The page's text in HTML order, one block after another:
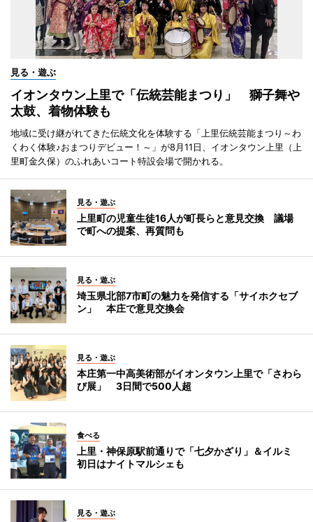
見る・遊ぶ
イオンタウン上里で「伝統芸能まつり」 獅子舞や
太鼓、着物体験も
地域に受け継がれてきた伝統文化を体験する「上里伝統芸能まつり～わ
くわく体験♪おまつりデビュー！～」が8月11日、イオンタウン上里（上
里町金久保）のふれあいコート特設会場で開かれる。
見る・遊ぶ
上里町の児童生徒16人が町長らと意見交換 議場
で町への提案、再質問も
見る・遊ぶ
埼玉県北部7市町の魅力を発信する「サイホクセブ
ン」 本庄で意見交換会
見る・遊ぶ
本庄第一中高美術部がイオンタウン上里で「さわら
び展」 3日間で500人超
食べる
上里・神保原駅前通りで「七夕かざり」＆イルミ
初日はナイトマルシェも
見る・遊ぶ